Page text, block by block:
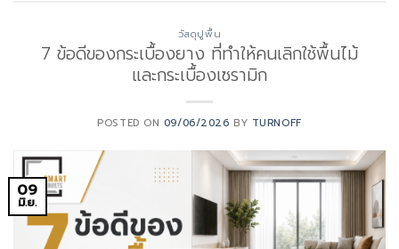
วัสดุปูพื้น
7 ข้อดีของกระเบื้องยาง ที่ทำให้คนเลิกใช้พื้นไม้
และกระเบื้องเซรามิก
POSTED ON 09/06/2026 BY TURNOFF
09
มิ.ย.